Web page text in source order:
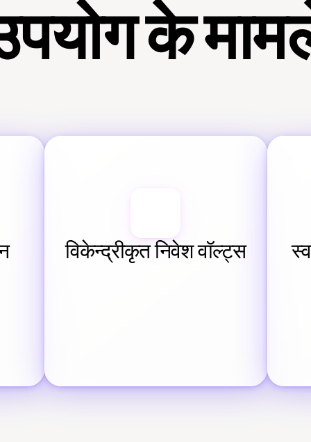
के
विकेन्द्रीकृत निवेश वॉल्ट्स